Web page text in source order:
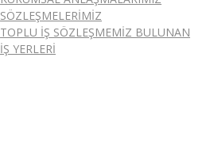
SÖZLEŞMELERIMIZ
TOPLU İŞ SÖZLEŞMEMIZ BULUNAN
İŞ YERLERI